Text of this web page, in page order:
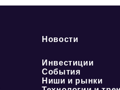
Новости
Инвестиции
События
Ниши и рынки